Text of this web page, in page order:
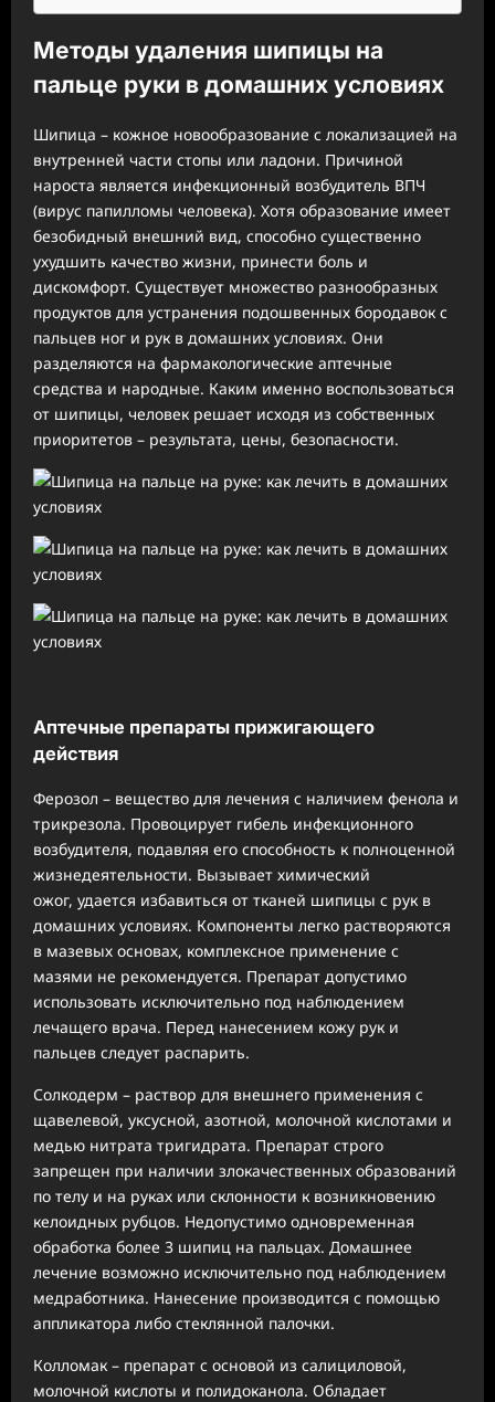
Методы удаления шипицы на
пальце руки в домашних условиях
Шипица – кожное новообразование с локализацией на
внутренней части стопы или ладони. Причиной
нароста является инфекционный возбудитель ВПЧ
(вирус папилломы человека). Хотя образование имеет
безобидный внешний вид, способно существенно
ухудшить качество жизни, принести боль и
дискомфорт. Существует множество разнообразных
продуктов для устранения подошвенных бородавок с
пальцев ног и рук в домашних условиях. Они
разделяются на фармакологические аптечные
средства и народные. Каким именно воспользоваться
от шипицы, человек решает исходя из собственных
приоритетов – результата, цены, безопасности.
Аптечные препараты прижигающего
действия
Ферозол – вещество для лечения с наличием фенола и
трикрезола. Провоцирует гибель инфекционного
возбудителя, подавляя его способность к полноценной
жизнедеятельности. Вызывает химический
ожог, удается избавиться от тканей шипицы с рук в
домашних условиях. Компоненты легко растворяются
в мазевых основах, комплексное применение с
мазями не рекомендуется. Препарат допустимо
использовать исключительно под наблюдением
лечащего врача. Перед нанесением кожу рук и
пальцев следует распарить.
Солкодерм – раствор для внешнего применения с
щавелевой, уксусной, азотной, молочной кислотами и
медью нитрата тригидрата. Препарат строго
запрещен при наличии злокачественных образований
по телу и на руках или склонности к возникновению
келоидных рубцов. Недопустимо одновременная
обработка более 3 шипиц на пальцах. Домашнее
лечение возможно исключительно под наблюдением
медработника. Нанесение производится с помощью
аппликатора либо стеклянной палочки.
Колломак – препарат с основой из салициловой,
молочной кислоты и полидоканола. Обладает